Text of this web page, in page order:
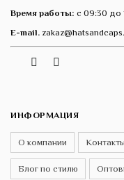
Время работы: с 09:30 до
E-mail.
Telegram
ИНФОРМАЦИЯ
О компании Контакты
Блог по стилю